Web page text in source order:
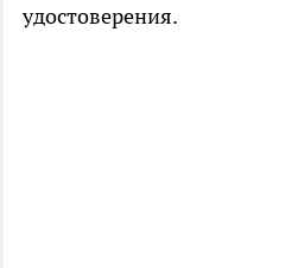
удостоверения.